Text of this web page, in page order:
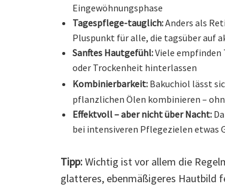
Eingewöhnungsphase
Tagespflege-tauglich:Anders als
Pluspunkt für alle, die tagsüber auf
Sanftes Hautgefühl:Viele empfinden
oder Trockenheit hinterlassen
Kombinierbarkeit:Bakuchiol lässt
pflanzlichen Ölen kombinieren –
Effektvoll – aber nicht über Nacht:
bei intensiveren Pflegezielen etwas
Tipp:Wichtig ist vor allem die
glatteres, ebenmäßigeres Hautbild